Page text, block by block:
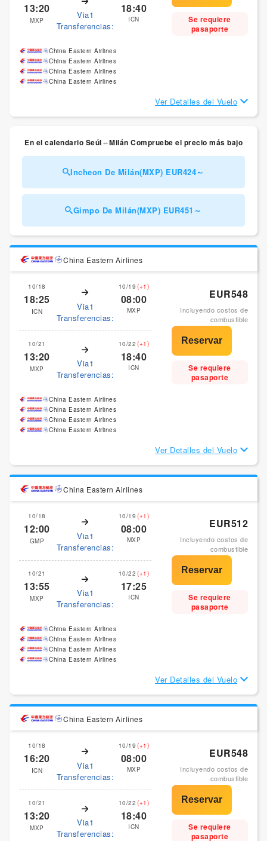
13:20
MXP
Via1
Transferencias:
18:40
ICN
Se requiere
pasaporte
China Eastern Airlines
China Eastern Airlines
China Eastern Airlines
China Eastern Airlines
Ver Detalles del Vuelo
En el calendario Seúl⇔Milán Compruebe el precio más bajo
Incheon De Milán(MXP) EUR424～
Gimpo De Milán(MXP) EUR451～
China Eastern Airlines
10/18
18:25
ICN
Via1
Transferencias:
10/19 (+1)
08:00
MXP
10/21
13:20
MXP
Via1
Transferencias:
10/22 (+1)
18:40
ICN
EUR548
Incluyendo costos de
combustible
Se requiere
pasaporte
China Eastern Airlines
China Eastern Airlines
China Eastern Airlines
China Eastern Airlines
Ver Detalles del Vuelo
China Eastern Airlines
10/18
12:00
GMP
Via1
Transferencias:
10/19 (+1)
08:00
MXP
10/21
13:55
MXP
Via1
Transferencias:
10/22 (+1)
17:25
ICN
EUR512
Incluyendo costos de
combustible
Se requiere
pasaporte
China Eastern Airlines
China Eastern Airlines
China Eastern Airlines
China Eastern Airlines
Ver Detalles del Vuelo
China Eastern Airlines
10/18
16:20
ICN
Via1
Transferencias:
10/19 (+1)
08:00
MXP
10/21
13:20
MXP
Via1
Transferencias:
10/22 (+1)
18:40
ICN
EUR548
Incluyendo costos de
combustible
Se requiere
pasaporte